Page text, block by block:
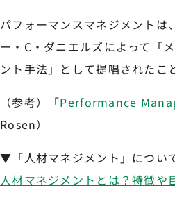
パフォーマンスマネジメントは
ー・C・ダニエルズによって「
ント手法」として提唱されたこ
（参考）「Performance
Rosen）
▼「人材マネジメント」につい
人材マネジメントとは？特徴や